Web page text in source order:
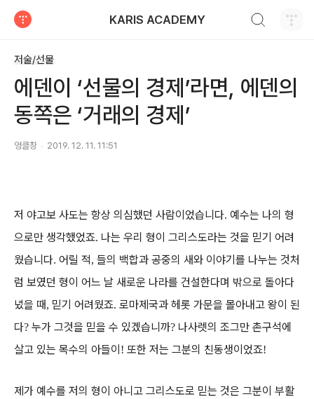
KARIS ACADEMY
저술/선물
에덴이 ‘선물의 경제’라면, 에덴의
동쪽은 ‘거래의 경제’
엉클창 2019. 12. 11. 11:51
저 야고보 사도는 항상 의심했던 사람이었습니다. 예수는 나의 형
으로만 생각했었죠. 나는 우리 형이 그리스도라는 것을 믿기 어려
웠습니다. 어릴 적, 들의 백합과 공중의 새와 이야기를 나누는 것처
럼 보였던 형이 어느 날 새로운 나라를 건설한다며 밖으로 돌아다
녔을 때, 믿기 어려웠죠. 로마제국과 헤롯 가문을 몰아내고 왕이 된
다? 누가 그것을 믿을 수 있겠습니까? 나사렛의 조그만 촌구석에
살고 있는 목수의 아들이 ! 또한 저는 그분의 친동생이었죠!
제가 예수를 저의 형이 아니고 그리스도로 믿는 것은 그분이 부활